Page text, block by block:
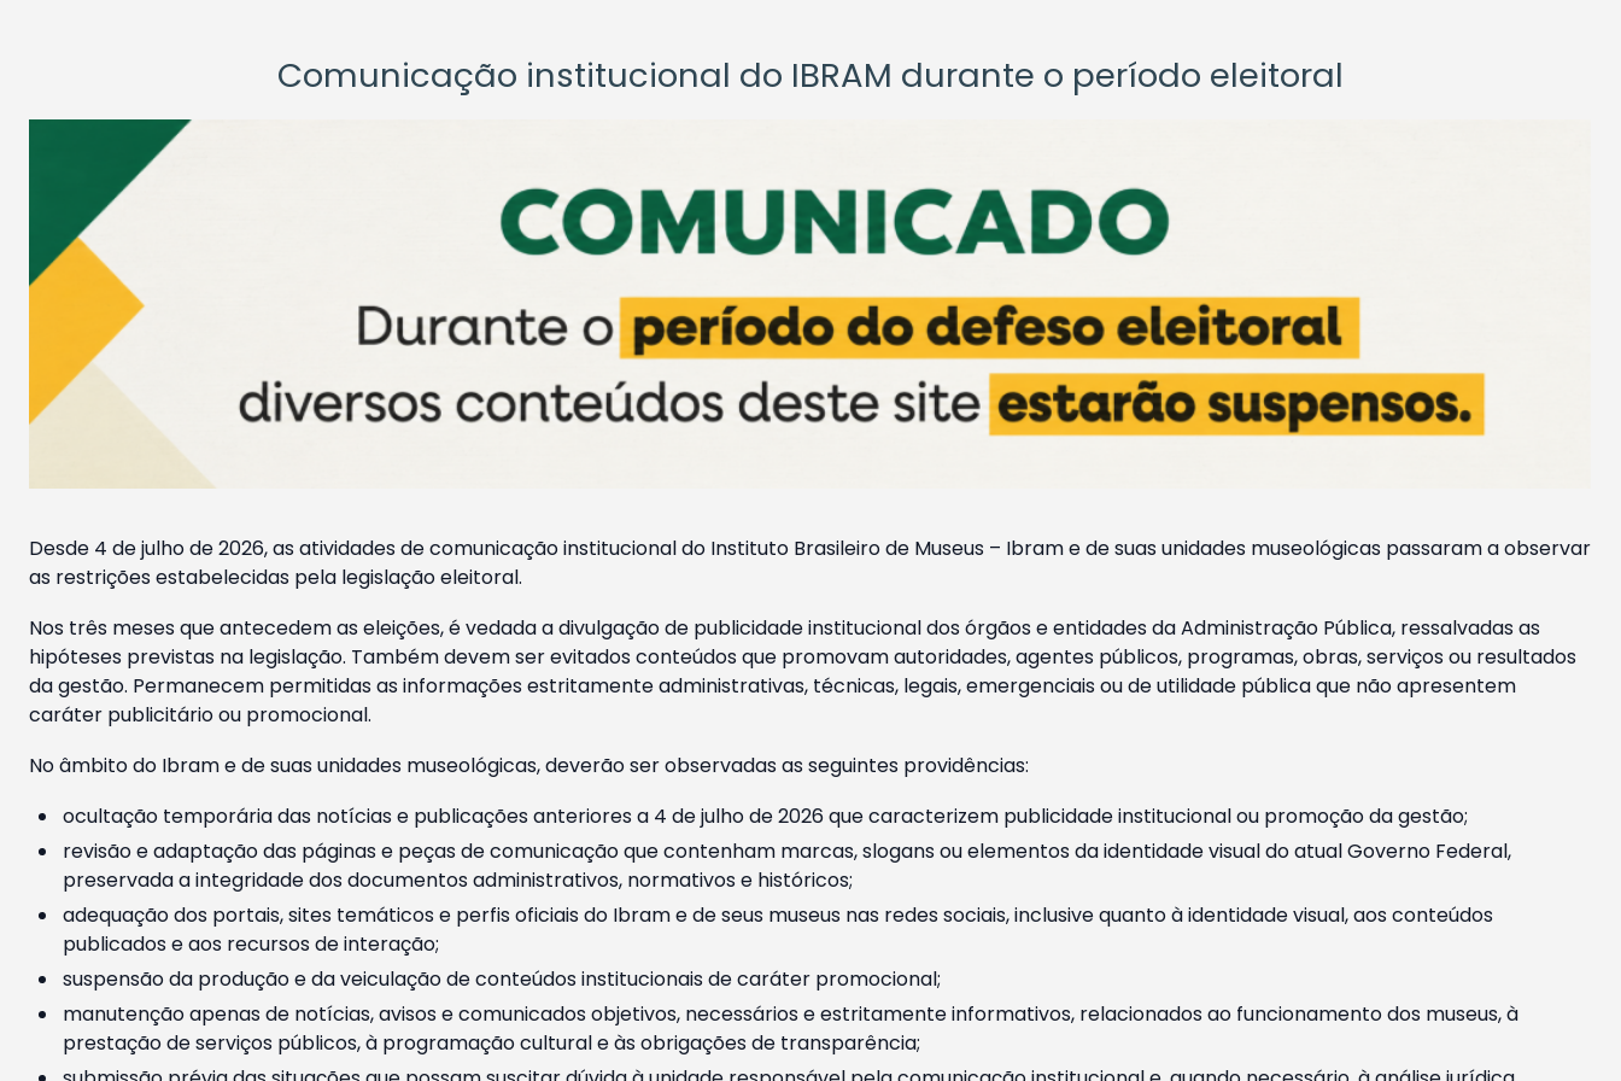
Comunicação institucional do IBRAM durante o período eleitoral
Desde 4 de julho de 2026, as atividades de comunicação institucional do Instituto Brasileiro de Museus – Ibram e de suas unidades museológicas passaram a observar
as restrições estabelecidas pela legislação eleitoral.
Nos três meses que antecedem as eleições, é vedada a divulgação de publicidade institucional dos órgãos e entidades da Administração Pública, ressalvadas as
hipóteses previstas na legislação. Também devem ser evitados conteúdos que promovam autoridades, agentes públicos, programas, obras, serviços ou resultados
da gestão. Permanecem permitidas as informações estritamente administrativas, técnicas, legais, emergenciais ou de utilidade pública que não apresentem
caráter publicitário ou promocional.
No âmbito do Ibram e de suas unidades museológicas, deverão ser observadas as seguintes providências:
ocultação temporária das notícias e publicações anteriores a 4 de julho de 2026 que caracterizem publicidade institucional ou promoção da gestão;
revisão e adaptação das páginas e peças de comunicação que contenham marcas, slogans ou elementos da identidade visual do atual Governo Federal,
preservada a integridade dos documentos administrativos, normativos e históricos;
adequação dos portais, sites temáticos e perfis oficiais do Ibram e de seus museus nas redes sociais, inclusive quanto à identidade visual, aos conteúdos
publicados e aos recursos de interação;
suspensão da produção e da veiculação de conteúdos institucionais de caráter promocional;
manutenção apenas de notícias, avisos e comunicados objetivos, necessários e estritamente informativos, relacionados ao funcionamento dos museus, à
prestação de serviços públicos, à programação cultural e às obrigações de transparência;